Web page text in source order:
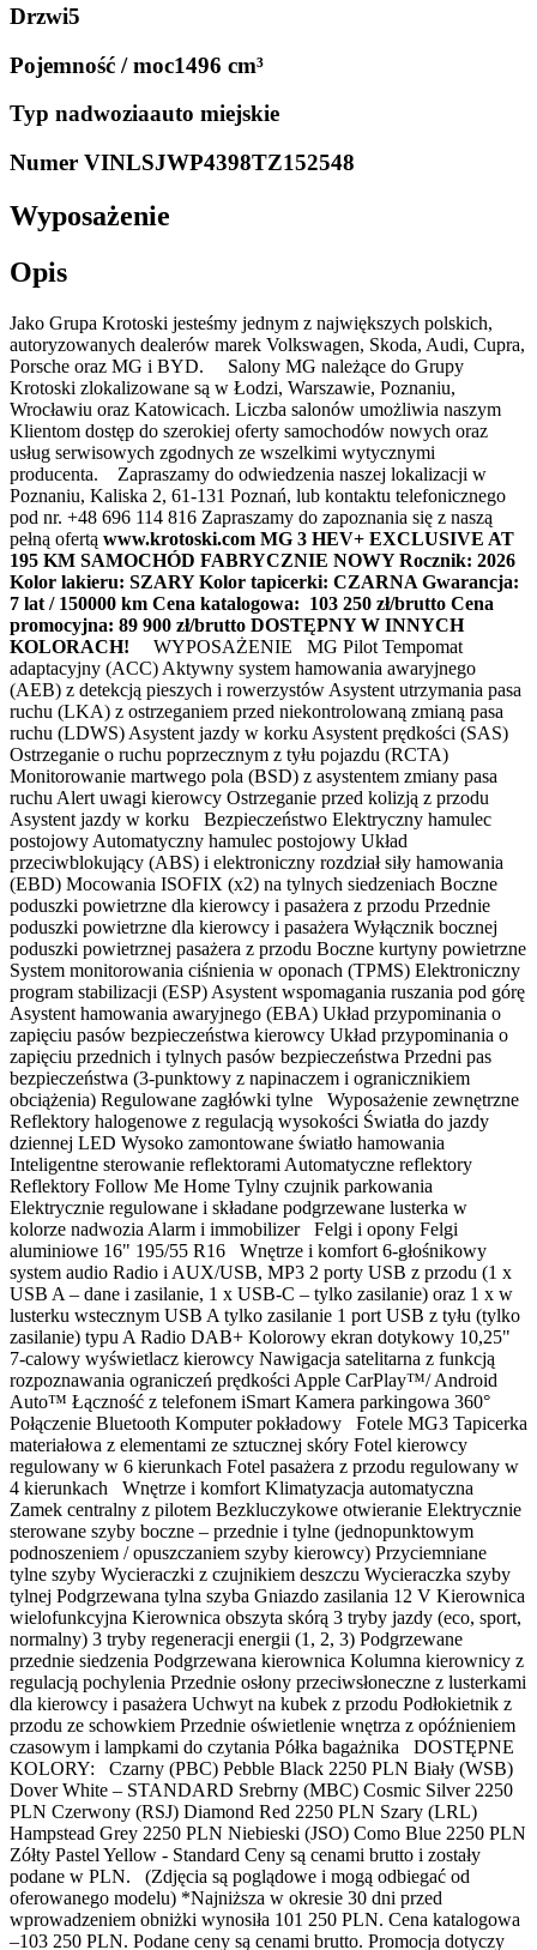
Drzwi5
Pojemność / moc1496 cm³
Typ nadwoziaauto miejskie
Numer VINLSJWP4398TZ152548
Wyposażenie
Opis
Jako Grupa Krotoski jesteśmy jednym z największych polskich,
autoryzowanych dealerów marek Volkswagen, Skoda, Audi, Cupra,
Porsche oraz MG i BYD. Salony MG należące do Grupy
Krotoski zlokalizowane są w Łodzi, Warszawie, Poznaniu,
Wrocławiu oraz Katowicach. Liczba salonów umożliwia naszym
Klientom dostęp do szerokiej oferty samochodów nowych oraz
usług serwisowych zgodnych ze wszelkimi wytycznymi
producenta. Zapraszamy do odwiedzenia naszej lokalizacji w
Poznaniu, Kaliska 2, 61-131 Poznań, lub kontaktu telefonicznego
pod nr. +48 696 114 816 Zapraszamy do zapoznania się z naszą
pełną ofertą www.krotoski.com MG 3 HEV+ EXCLUSIVE AT
195 KM SAMOCHÓD FABRYCZNIE NOWY Rocznik: 2026
Kolor lakieru: SZARY Kolor tapicerki: CZARNA Gwarancja:
7 lat / 150000 km Cena katalogowa: 103 250 zł/brutto Cena
promocyjna: 89 900 zł/brutto DOSTĘPNY W INNYCH
KOLORACH! WYPOSAŻENIE MG Pilot Tempomat
adaptacyjny (ACC) Aktywny system hamowania awaryjnego
(AEB) z detekcją pieszych i rowerzystów Asystent utrzymania pasa
ruchu (LKA) z ostrzeganiem przed niekontrolowaną zmianą pasa
ruchu (LDWS) Asystent jazdy w korku Asystent prędkości (SAS)
Ostrzeganie o ruchu poprzecznym z tyłu pojazdu (RCTA)
Monitorowanie martwego pola (BSD) z asystentem zmiany pasa
ruchu Alert uwagi kierowcy Ostrzeganie przed kolizją z przodu
Asystent jazdy w korku Bezpieczeństwo Elektryczny hamulec
postojowy Automatyczny hamulec postojowy Układ
przeciwblokujący (ABS) i elektroniczny rozdział siły hamowania
(EBD) Mocowania ISOFIX (x2) na tylnych siedzeniach Boczne
poduszki powietrzne dla kierowcy i pasażera z przodu Przednie
poduszki powietrzne dla kierowcy i pasażera Wyłącznik bocznej
poduszki powietrznej pasażera z przodu Boczne kurtyny powietrzne
System monitorowania ciśnienia w oponach (TPMS) Elektroniczny
program stabilizacji (ESP) Asystent wspomagania ruszania pod górę
Asystent hamowania awaryjnego (EBA) Układ przypominania o
zapięciu pasów bezpieczeństwa kierowcy Układ przypominania o
zapięciu przednich i tylnych pasów bezpieczeństwa Przedni pas
bezpieczeństwa (3-punktowy z napinaczem i ogranicznikiem
obciążenia) Regulowane zagłówki tylne Wyposażenie zewnętrzne
Reflektory halogenowe z regulacją wysokości Światła do jazdy
dziennej LED Wysoko zamontowane światło hamowania
Inteligentne sterowanie reflektorami Automatyczne reflektory
Reflektory Follow Me Home Tylny czujnik parkowania
Elektrycznie regulowane i składane podgrzewane lusterka w
kolorze nadwozia Alarm i immobilizer Felgi i opony Felgi
aluminiowe 16" 195/55 R16 Wnętrze i komfort 6-głośnikowy
system audio Radio i AUX/USB, MP3 2 porty USB z przodu (1 x
USB A – dane i zasilanie, 1 x USB-C – tylko zasilanie) oraz 1 x w
lusterku wstecznym USB A tylko zasilanie 1 port USB z tyłu (tylko
zasilanie) typu A Radio DAB+ Kolorowy ekran dotykowy 10,25"
7-calowy wyświetlacz kierowcy Nawigacja satelitarna z funkcją
rozpoznawania ograniczeń prędkości Apple CarPlay™/ Android
Auto™ Łączność z telefonem iSmart Kamera parkingowa 360°
Połączenie Bluetooth Komputer pokładowy Fotele MG3 Tapicerka
materiałowa z elementami ze sztucznej skóry Fotel kierowcy
regulowany w 6 kierunkach Fotel pasażera z przodu regulowany w
4 kierunkach Wnętrze i komfort Klimatyzacja automatyczna
Zamek centralny z pilotem Bezkluczykowe otwieranie Elektrycznie
sterowane szyby boczne – przednie i tylne (jednopunktowym
podnoszeniem / opuszczaniem szyby kierowcy) Przyciemniane
tylne szyby Wycieraczki z czujnikiem deszczu Wycieraczka szyby
tylnej Podgrzewana tylna szyba Gniazdo zasilania 12 V Kierownica
wielofunkcyjna Kierownica obszyta skórą 3 tryby jazdy (eco, sport,
normalny) 3 tryby regeneracji energii (1, 2, 3) Podgrzewane
przednie siedzenia Podgrzewana kierownica Kolumna kierownicy z
regulacją pochylenia Przednie osłony przeciwsłoneczne z lusterkami
dla kierowcy i pasażera Uchwyt na kubek z przodu Podłokietnik z
przodu ze schowkiem Przednie oświetlenie wnętrza z opóźnieniem
czasowym i lampkami do czytania Półka bagażnika DOSTĘPNE
KOLORY: Czarny (PBC) Pebble Black 2250 PLN Biały (WSB)
Dover White – STANDARD Srebrny (MBC) Cosmic Silver 2250
PLN Czerwony (RSJ) Diamond Red 2250 PLN Szary (LRL)
Hampstead Grey 2250 PLN Niebieski (JSO) Como Blue 2250 PLN
Zółty Pastel Yellow - Standard Ceny są cenami brutto i zostały
podane w PLN. (Zdjęcia są poglądowe i mogą odbiegać od
oferowanego modelu) *Najniższa w okresie 30 dni przed
wprowadzeniem obniżki wynosiła 101 250 PLN. Cena katalogowa
–103 250 PLN. Podane ceny są cenami brutto. Promocja dotyczy